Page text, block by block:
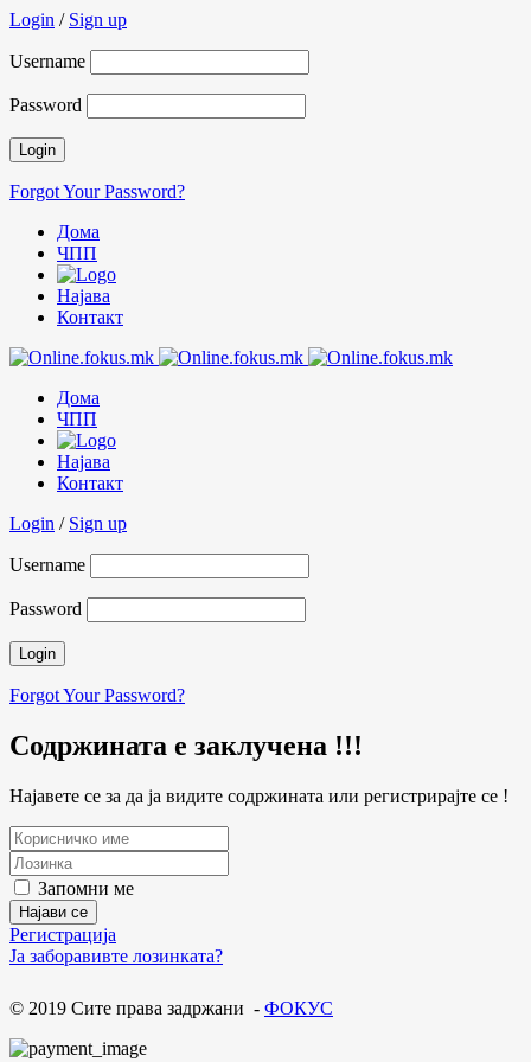
Login / Sign up
Username
Password
Forgot Your Password?
Дома
ЧПП
Најава
Контакт
Дома
ЧПП
Најава
Контакт
Login / Sign up
Username
Password
Forgot Your Password?
Содржината е заклучена !!!
Најавете се за да ја видите содржината или регистрирајте се !
Запомни ме
Регистрација
Ја заборавивте лозинката?
© 2019 Сите права задржани - ФОКУС